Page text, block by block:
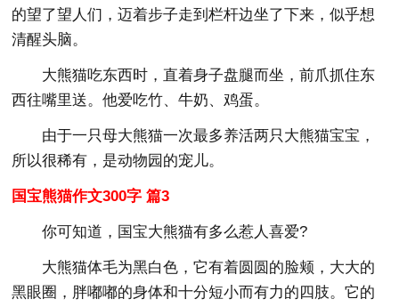
的望了望人们，迈着步子走到栏杆边坐了下来，似乎想
清醒头脑。
大熊猫吃东西时，直着身子盘腿而坐，前爪抓住东
西往嘴里送。他爱吃竹、牛奶、鸡蛋。
由于一只母大熊猫一次最多养活两只大熊猫宝宝，
所以很稀有，是动物园的宠儿。
国宝熊猫作文300字 篇3
你可知道，国宝大熊猫有多么惹人喜爱?
大熊猫体毛为黑白色，它有着圆圆的脸颊，大大的
黑眼圈，胖嘟嘟的身体和十分短小而有力的四肢。它的